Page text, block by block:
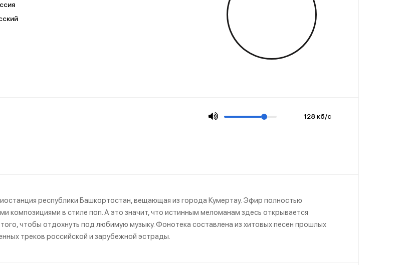
128 кб/с
республики Башкортостан, вещающая из города Кумертау. Эфир полностью
композициями в стиле поп. А это значит, что истинным меломанам здесь открывается
чтобы отдохнуть под любимую музыку. Фонотека составлена из хитовых песен прошлых
треков российской и зарубежной эстрады.